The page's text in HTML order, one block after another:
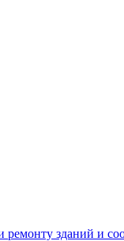
ремонту зданий и